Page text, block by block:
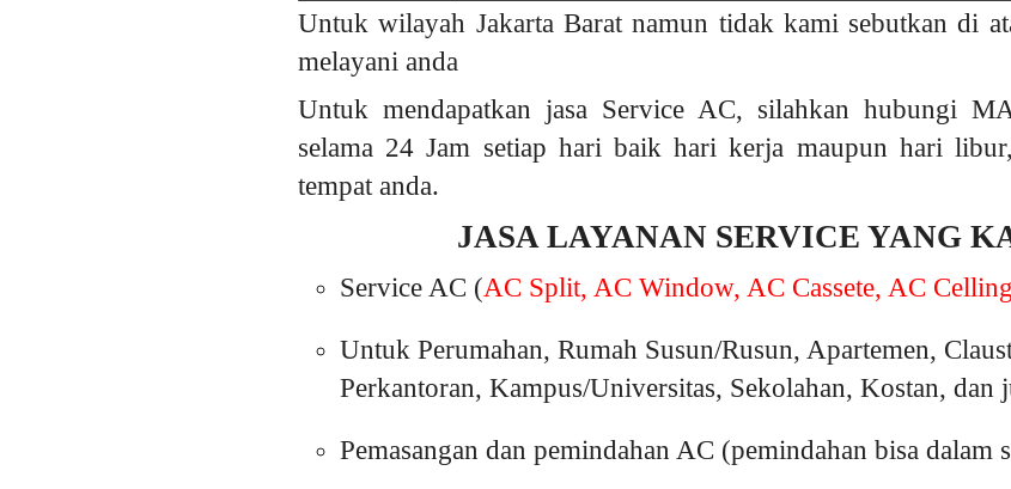
Untuk wilayah Jakarta Barat namun tidak kami sebutkan di
melayani anda
Untuk mendapatkan jasa Service AC, silahkan hubungi
selama 24 Jam setiap hari baik hari kerja maupun hari
tempat anda.
JASA LAYANAN SERVICE YANG
Service AC (AC Split, AC Window, AC Cassete, AC
Untuk Perumahan, Rumah Susun/Rusun, Apartemen,
Perkantoran, Kampus/Universitas, Sekolahan, Kostan, dan
Pemasangan dan pemindahan AC (pemindahan bisa